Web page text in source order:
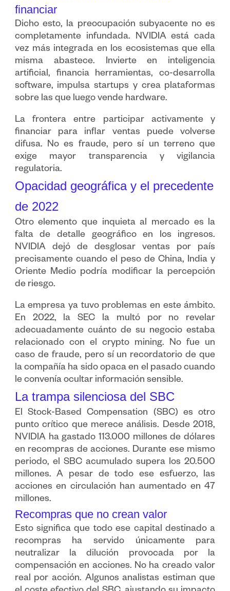
financiar
Dicho esto, la preocupación subyacente no es
completamente infundada. NVIDIA está cada
vez más integrada en los ecosistemas que ella
misma abastece. Invierte en inteligencia
artificial, financia herramientas, co-desarrolla
software, impulsa startups y crea plataformas
sobre las que luego vende hardware.
La frontera entre participar activamente y
financiar para inflar ventas puede volverse
difusa. No es fraude, pero sí un terreno que
exige mayor transparencia y vigilancia
regulatoria.
Opacidad geográfica y el precedente
de 2022
Otro elemento que inquieta al mercado es la
falta de detalle geográfico en los ingresos.
NVIDIA dejó de desglosar ventas por país
precisamente cuando el peso de China, India y
Oriente Medio podría modificar la percepción
de riesgo.
La empresa ya tuvo problemas en este ámbito.
En 2022, la SEC la multó por no revelar
adecuadamente cuánto de su negocio estaba
relacionado con el crypto mining. No fue un
caso de fraude, pero sí un recordatorio de que
la compañía ha sido opaca en el pasado cuando
le convenía ocultar información sensible.
La trampa silenciosa del SBC
El Stock-Based Compensation (SBC) es otro
punto crítico que merece análisis. Desde 2018,
NVIDIA ha gastado 113.000 millones de dólares
en recompras de acciones. Durante ese mismo
periodo, el SBC acumulado supera los 20.500
millones. A pesar de todo ese esfuerzo, las
acciones en circulación han aumentado en 47
millones.
Recompras que no crean valor
Esto significa que todo ese capital destinado a
recompras ha servido únicamente para
neutralizar la dilución provocada por la
compensación en acciones. No ha creado valor
real por acción. Algunos analistas estiman que